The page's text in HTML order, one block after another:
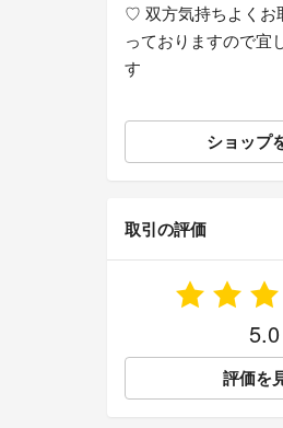
♡ 双方気持ちよくお
っておりますので宜
す
ショップ
取引の評価
5.0
評価を